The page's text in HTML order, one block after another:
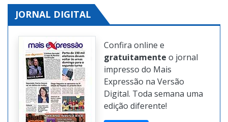
JORNAL DIGITAL
Confira online e
gratuitamente o jornal
impresso do Mais
Expressão na Versão
Digital. Toda semana uma
edição diferente!